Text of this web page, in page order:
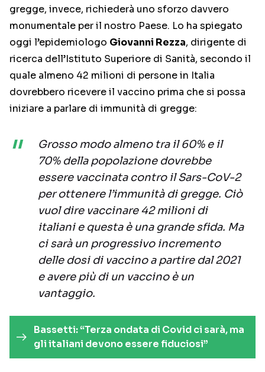
gregge, invece, richiederà uno sforzo davvero
monumentale per il nostro Paese. Lo ha spiegato
oggi l’epidemiologo Giovanni Rezza, dirigente di
ricerca dell’Istituto Superiore di Sanità, secondo il
quale almeno 42 milioni di persone in Italia
dovrebbero ricevere il vaccino prima che si possa
iniziare a parlare di immunità di gregge:
Grosso modo almeno tra il 60% e il
70% della popolazione dovrebbe
essere vaccinata contro il Sars-CoV-2
per ottenere l’immunità di gregge. Ciò
vuol dire vaccinare 42 milioni di
italiani e questa è una grande sfida. Ma
ci sarà un progressivo incremento
delle dosi di vaccino a partire dal 2021
e avere più di un vaccino è un
vantaggio.
Bassetti: “Terza ondata di Covid ci sarà, ma
gli italiani devono essere fiduciosi”